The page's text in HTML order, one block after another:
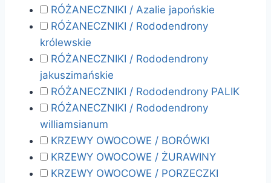
RÓŻANECZNIKI / Azalie japońskie
RÓŻANECZNIKI / Rododendrony
królewskie
RÓŻANECZNIKI / Rododendrony
jakuszimańskie
RÓŻANECZNIKI / Rododendrony PALIK
RÓŻANECZNIKI / Rododendrony
williamsianum
KRZEWY OWOCOWE / BORÓWKI
KRZEWY OWOCOWE / ŻURAWINY
KRZEWY OWOCOWE / PORZECZKI